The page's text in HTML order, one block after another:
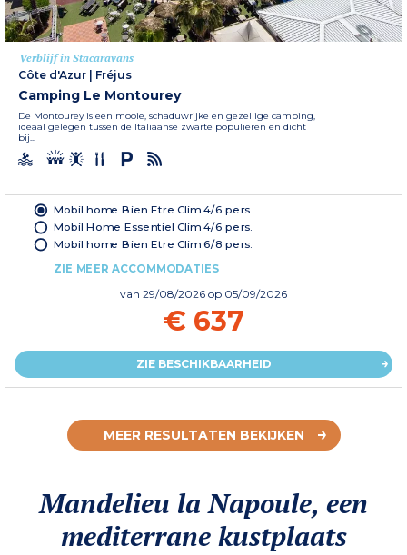
Verblijf in Stacaravans
Côte d'Azur | Fréjus
Camping Le Montourey
De Montourey is een mooie, schaduwrijke en gezellige camping,
ideaal gelegen tussen de Italiaanse zwarte populieren en dicht
bij...
Mobil home Bien Etre Clim 4/6 pers.
Mobil Home Essentiel Clim 4/6 pers.
Mobil home Bien Etre Clim 6/8 pers.
ZIE MEER ACCOMMODATIES
van 29/08/2026 op 05/09/2026
€ 637
ZIE BESCHIKBAARHEID
MEER RESULTATEN BEKIJKEN
Mandelieu la Napoule, een
mediterrane kustplaats